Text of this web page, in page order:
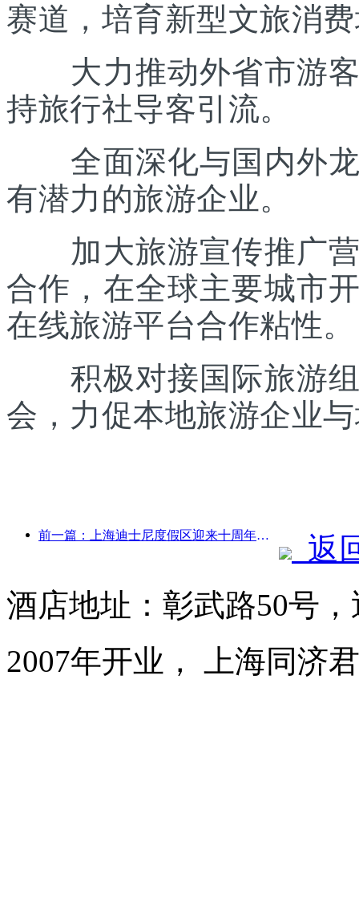
赛道，培育新型文旅消
大力推动外省市游客
持旅行社导客引流。
全面深化与国内外龙
有潜力的旅游企业。
加大旅游宣传推广营
合作，在全球主要城市
在线旅游平台合作粘性。
积极对接国际旅游组
会，力促本地旅游企业
前一篇：上海迪士尼度假区迎来十周年，累计接待游客超1亿人次
返
酒店地址：彰武路50号
2007年开业， 上海同